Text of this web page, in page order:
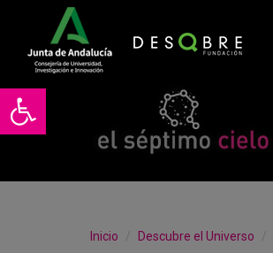
Abrir barra de herramientas
Inicio Descubre el Universo